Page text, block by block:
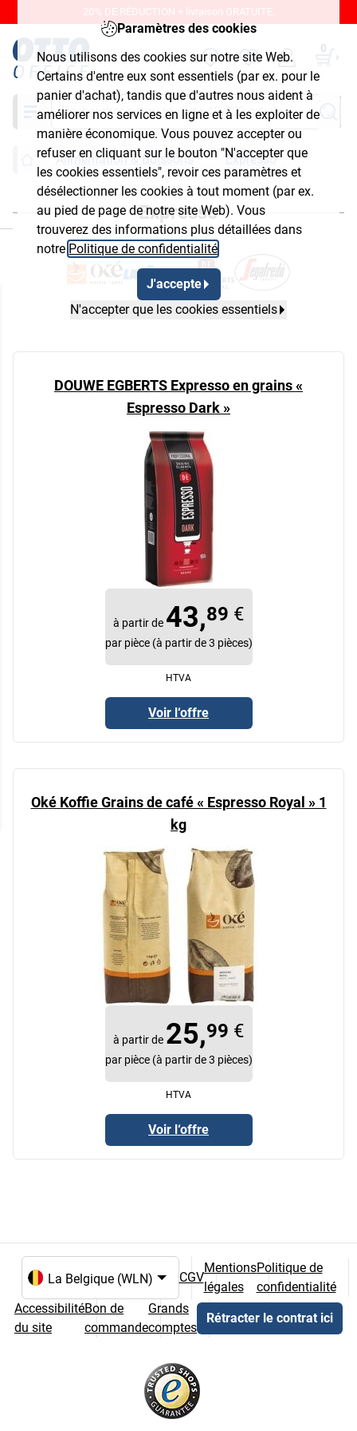
Paramètres des cookies
Nous utilisons des cookies sur notre site Web.
Certains d'entre eux sont essentiels (par ex. pour le
panier d'achat), tandis que d'autres nous aident à
améliorer nos services en ligne et à les exploiter de
manière économique. Vous pouvez accepter ou
refuser en cliquant sur le bouton "N'accepter que
les cookies essentiels", revoir ces paramètres et
désélectionner les cookies à tout moment (par ex.
au pied de page de notre site Web). Vous
trouverez des informations plus détaillées dans
notre Politique de confidentialité
J'accepte
N'accepter que les cookies essentiels
20% DE RÉDUCTION + livraison GRATUITE.
0
Chercher
Alimentation & Boissons Expresso
Expresso
DOUWE EGBERTS Expresso en grains «
Espresso Dark »
à partir de 43,89 €
par pièce (à partir de 3 pièces)
HTVA
Voir l‘offre
Oké Koffie Grains de café « Espresso Royal » 1
kg
à partir de 25,99 €
par pièce (à partir de 3 pièces)
HTVA
Voir l‘offre
Choix de la langue et du pays
CGV
Mentions
légales
Politique de
confidentialité
Accessibilité
du site
Bon de
commande
Grands
comptes
Rétracter le contrat ici